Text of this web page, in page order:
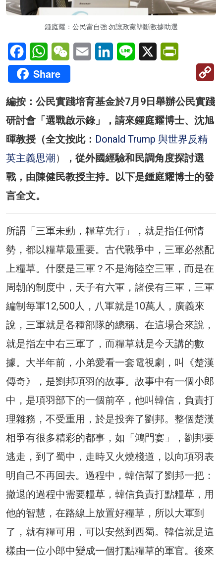
鍾庭耀：公民當自強 勿讓政黨壟斷數據助選
FacebookWhatsAppWeChatEmail LinkedInLine X
Share
編按：公民實踐培育基金於7月9日舉辦公民實踐
研討會「選戰啟示錄」，請來鍾庭耀博士、沈旭
暉教授（全文按此： Donald Trump 與世界反精
英主義思潮）
，從外國經驗和民調角度探討選
戰，由陳健民教授主持。以下是鍾庭耀博士的發
言全文。
所謂「三軍未動，糧草先行」，就是指任何情
勢，都以糧草最重要。古代戰爭中，三軍必然配
上糧草。什麼是三軍？不是海陸空三軍，而是在
周朝的制度中，天子有六軍，諸侯有三軍，三軍
編制每軍12,500人，八軍就是10萬人，廣義來
說，三軍就是各種部隊的總稱。在這場合來說，
就是指左中右三軍了，而糧草就是今天講的數
據。大半年前，小弟愛看一套電視劇，叫《楚漢
傳奇》，是劉邦項羽的故事。故事中有一個小郎
中，是項羽部下的一個前卒，他叫韓信，負責打
理雜務，不受重用，於是投奔了劉邦。整個楚漢
相爭有很多精彩的都事，如「鴻門宴」，劉邦要
逃走，到了蜀中，走時又火燒棧道，以向項羽表
明自己不再回去。過程中，韓信幫了劉邦一把：
撤退的過程中需要糧草，韓信負責打點糧草，用
他的智慧，在路線上放置好糧草，所以大軍到
了，就有糧可用，可以安然到西蜀。韓信就是這
樣由一位小郎中變成一個打點糧草的軍官。後來